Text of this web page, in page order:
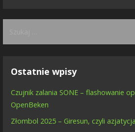
Ostatnie wpisy
Czujnik zalania SONE – flashowanie
OpenBeken
Złombol 2025 – Giresun, czyli